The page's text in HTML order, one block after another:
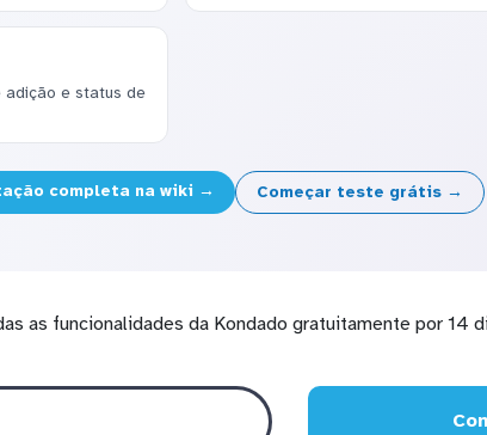
adição e status de
completa na wiki → Começar teste grátis →
as funcionalidades da Kondado gratuitamente por 14